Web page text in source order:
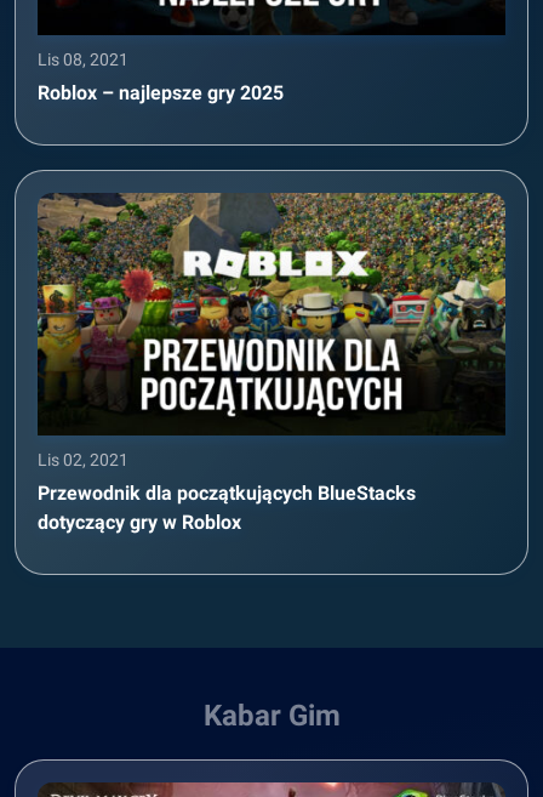
Lis 08, 2021
Roblox – najlepsze gry 2025
Lis 02, 2021
Przewodnik dla początkujących BlueStacks
dotyczący gry w Roblox
Kabar Gim